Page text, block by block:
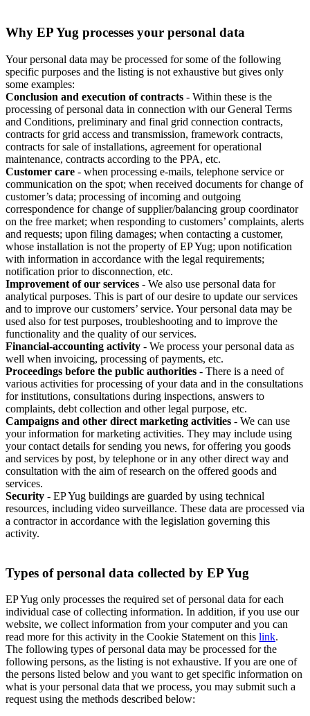
Why EP Yug processes your personal data
Your personal data may be processed for some of the following
specific purposes and the listing is not exhaustive but gives only
some examples:
Conclusion and execution of contracts - Within these is the
processing of personal data in connection with our General Terms
and Conditions, preliminary and final grid connection contracts,
contracts for grid access and transmission, framework contracts,
contracts for sale of installations, agreement for operational
maintenance, contracts according to the PPA, etc.
Customer care - when processing e-mails, telephone service or
communication on the spot; when received documents for change of
customer’s data; processing of incoming and outgoing
correspondence for change of supplier/balancing group coordinator
on the free market; when responding to customers’ complaints, alerts
and requests; upon filing damages; when contacting a customer,
whose installation is not the property of EP Yug; upon notification
with information in accordance with the legal requirements;
notification prior to disconnection, etc.
Improvement of our services - We also use personal data for
analytical purposes. This is part of our desire to update our services
and to improve our customers’ service. Your personal data may be
used also for test purposes, troubleshooting and to improve the
functionality and the quality of our services.
Financial-accounting activity - We process your personal data as
well when invoicing, processing of payments, etc.
Proceedings before the public authorities - There is a need of
various activities for processing of your data and in the consultations
for institutions, consultations during inspections, answers to
complaints, debt collection and other legal purpose, etc.
Campaigns and other direct marketing activities - We can use
your information for marketing activities. They may include using
your contact details for sending you news, for offering you goods
and services by post, by telephone or in any other direct way and
consultation with the aim of research on the offered goods and
services.
Security - EP Yug buildings are guarded by using technical
resources, including video surveillance. These data are processed via
a contractor in accordance with the legislation governing this
activity.
Types of personal data collected by EP Yug
EP Yug only processes the required set of personal data for each
individual case of collecting information. In addition, if you use our
website, we collect information from your computer and you can
read more for this activity in the Cookie Statement on this link.
The following types of personal data may be processed for the
following persons, as the listing is not exhaustive. If you are one of
the persons listed below and you want to get specific information on
what is your personal data that we process, you may submit such a
request using the methods described below: